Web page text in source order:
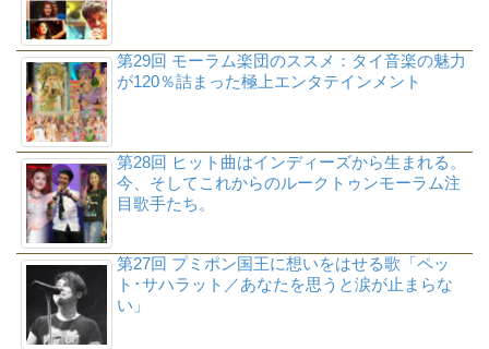
第29回 モーラム楽団のススメ：タイ音楽の魅力
が120％詰まった極上エンタテインメント
第28回 ヒット曲はインディーズから生まれる。
今、そしてこれからのルークトゥンモーラム注
目歌手たち。
第27回 プミポン国王に想いをはせる歌「ペッ
ト･サハラット／あなたを思うと涙が止まらな
い」